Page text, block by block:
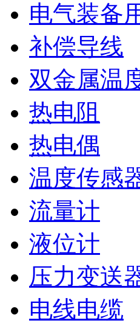
电气装备
补偿导线
双金属温
热电阻
热电偶
温度传感
流量计
液位计
压力变送
电线电缆